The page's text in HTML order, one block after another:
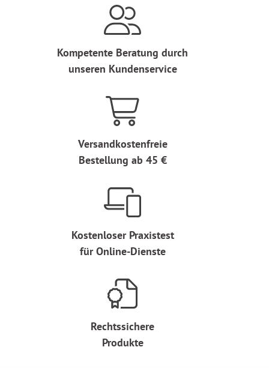
Kompetente Beratung durch
unseren Kundenservice
Versandkostenfreie
Bestellung ab 45 €
Kostenloser Praxistest
für Online-Dienste
Rechtssichere
Produkte